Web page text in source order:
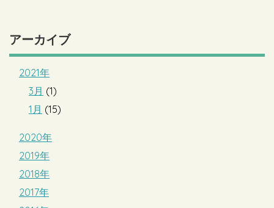
アーカイブ
2021年
3月 (1)
1月 (15)
2020年
2019年
2018年
2017年